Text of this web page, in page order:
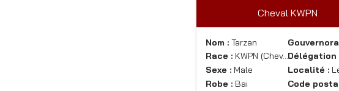
Cheval KWPN
Nom : Tarzan
Race : KWPN (Chev…
Sexe : Male
Robe : Bai
Délégation
Localité :
Code